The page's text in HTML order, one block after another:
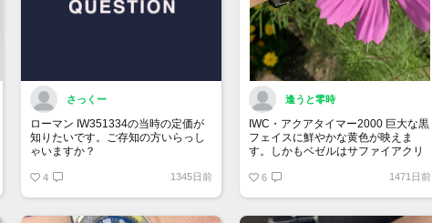
さっくー
ローマン IW351334の当時の定価が
知りたいです。ご存知の方いらっし
ゃいますか？
4 1345日前
逢うと零時
IWC・アクアタイマー2000 巨大な黒
フェイスに鮮やかな黄色が映えま
す。しかもベゼルはサファイアクリ
非常に強い光沢を放ちます。鮮やか
6 1471日前